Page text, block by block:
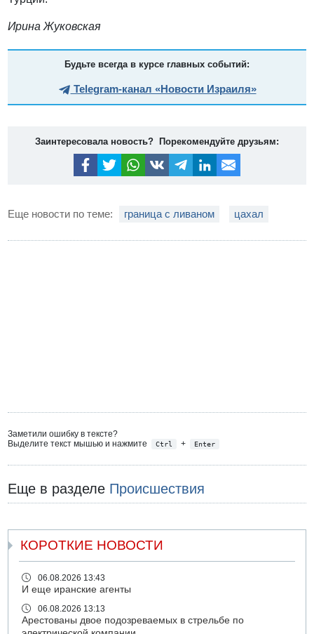
Ирина Жуковская
Будьте всегда в курсе главных событий:
Telegram-канал «Новости Израиля»
Заинтересовала новость? Порекомендуйте друзьям:
Еще новости по теме: граница с ливаном цахал
Заметили ошибку в тексте?
Выделите текст мышью и нажмите
Ctrl + Enter
Еще в разделе Происшествия
КОРОТКИЕ НОВОСТИ
06.08.2026 13:43
И еще иранские агенты
06.08.2026 13:13
Арестованы двое подозреваемых в стрельбе по